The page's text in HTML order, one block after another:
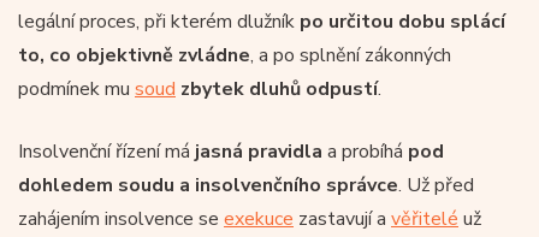
legální proces, při kterém dlužník po určitou dobu splácí
to, co objektivně zvládne, a po splnění zákonných
podmínek mu soud zbytek dluhů odpustí.
Insolvenční řízení má jasná pravidla a probíhá pod
dohledem soudu a insolvenčního správce. Už před
zahájením insolvence se exekuce zastavují a věřitelé už